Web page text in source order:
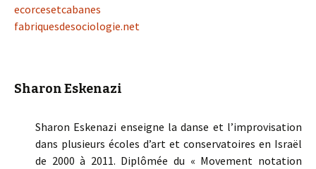
ecorcesetcabanes
fabriquesdesociologie.net
Sharon Eskenazi
Sharon Eskenazi enseigne la danse et l’improvisation
dans plusieurs écoles d’art et conservatoires en Israël
de 2000 à 2011. Diplômée du « Movement notation